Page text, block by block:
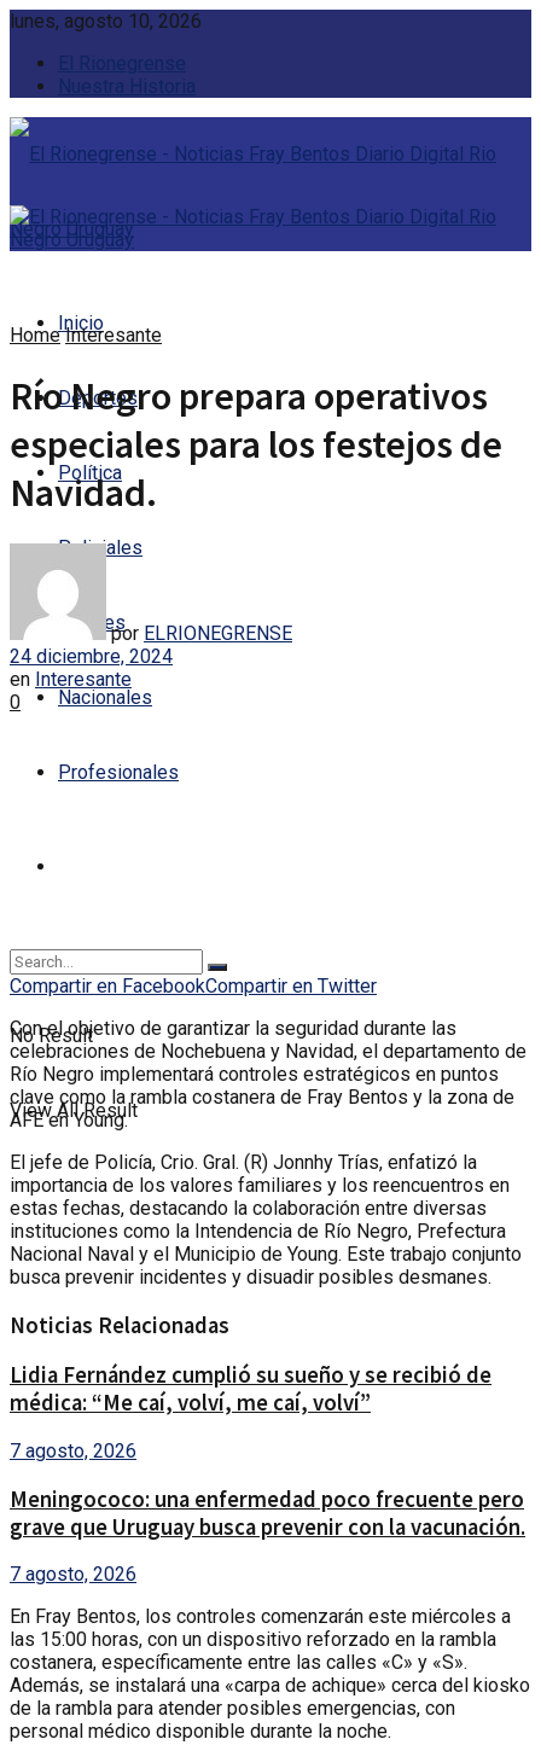
lunes, agosto 10, 2026
El Rionegrense
Nuestra Historia
Inicio
Deportes
Política
Policiales
Locales
Nacionales
Profesionales
No Result
View All Result
Home Interesante
Río Negro prepara operativos
especiales para los festejos de
Navidad.
por ELRIONEGRENSE
24 diciembre, 2024
en Interesante
0
Compartir en FacebookCompartir en Twitter
Con el objetivo de garantizar la seguridad durante las
celebraciones de Nochebuena y Navidad, el departamento de
Río Negro implementará controles estratégicos en puntos
clave como la rambla costanera de Fray Bentos y la zona de
AFE en Young.
El jefe de Policía, Crio. Gral. (R) Jonnhy Trías, enfatizó la
importancia de los valores familiares y los reencuentros en
estas fechas, destacando la colaboración entre diversas
instituciones como la Intendencia de Río Negro, Prefectura
Nacional Naval y el Municipio de Young. Este trabajo conjunto
busca prevenir incidentes y disuadir posibles desmanes.
Noticias Relacionadas
Lidia Fernández cumplió su sueño y se recibió de
médica: “Me caí, volví, me caí, volví”
7 agosto, 2026
Meningococo: una enfermedad poco frecuente pero
grave que Uruguay busca prevenir con la vacunación.
7 agosto, 2026
En Fray Bentos, los controles comenzarán este miércoles a
las 15:00 horas, con un dispositivo reforzado en la rambla
costanera, específicamente entre las calles «C» y «S».
Además, se instalará una «carpa de achique» cerca del kiosko
de la rambla para atender posibles emergencias, con
personal médico disponible durante la noche.